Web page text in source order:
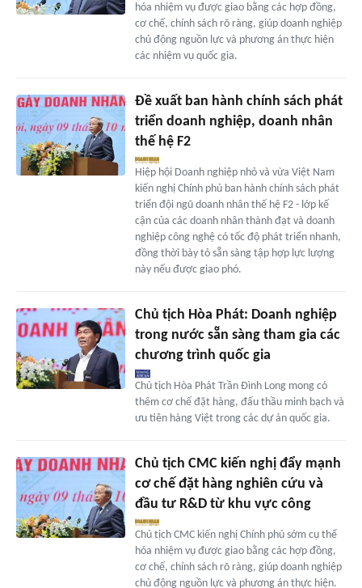
hóa nhiệm vụ được giao bằng các hợp đồng,
cơ chế, chính sách rõ ràng, giúp doanh nghiệp
chủ động nguồn lực và phương án thực hiện
các nhiệm vụ quốc gia.
Đề xuất ban hành chính sách phát
triển doanh nghiệp, doanh nhân
thế hệ F2
Hiệp hội Doanh nghiệp nhỏ và vừa Việt Nam
kiến nghị Chính phủ ban hành chính sách phát
triển đội ngũ doanh nhân thế hệ F2 - lớp kế
cận của các doanh nhân thành đạt và doanh
nghiệp công nghệ có tốc độ phát triển nhanh,
đồng thời bày tỏ sẵn sàng tập hợp lực lượng
này nếu được giao phó.
Chủ tịch Hòa Phát: Doanh nghiệp
trong nước sẵn sàng tham gia các
chương trình quốc gia
Chủ tịch Hòa Phát Trần Đình Long mong có
thêm cơ chế đặt hàng, đấu thầu minh bạch và
ưu tiên hàng Việt trong các dự án quốc gia.
Chủ tịch CMC kiến nghị đẩy mạnh
cơ chế đặt hàng nghiên cứu và
đầu tư R&D từ khu vực công
Chủ tịch CMC kiến nghị Chính phủ sớm cụ thể
hóa nhiệm vụ được giao bằng các hợp đồng,
cơ chế, chính sách rõ ràng, giúp doanh nghiệp
chủ động nguồn lực và phương án thực hiện.